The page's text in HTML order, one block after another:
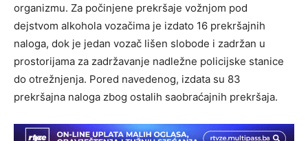
organizmu. Za počinjene prekršaje vožnjom pod
dejstvom alkohola vozačima je izdato 16 prekršajnih
naloga, dok je jedan vozač lišen slobode i zadržan u
prostorijama za zadržavanje nadležne policijske stanice
do otrežnjenja. Pored navedenog, izdata su 83
prekršajna naloga zbog ostalih saobraćajnih prekršaja.